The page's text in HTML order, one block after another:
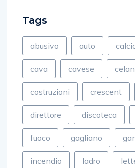
Tags
abusivo auto
cava cavese
costruzioni crescent
direttore discoteca
fuoco gagliano
incendio ladro